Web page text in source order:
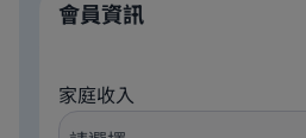
會員資訊
家庭收入